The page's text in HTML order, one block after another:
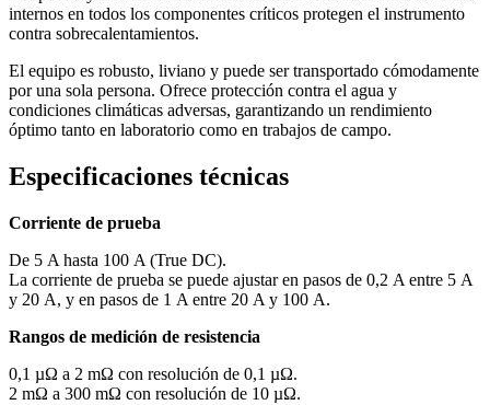
internos en todos los componentes críticos protegen el instrumento
contra sobrecalentamientos.
El equipo es robusto, liviano y puede ser transportado cómodamente
por una sola persona. Ofrece protección contra el agua y
condiciones climáticas adversas, garantizando un rendimiento
óptimo tanto en laboratorio como en trabajos de campo.
Especificaciones técnicas
Corriente de prueba
De 5 A hasta 100 A (True DC).
La corriente de prueba se puede ajustar en pasos de 0,2 A entre 5 A
y 20 A, y en pasos de 1 A entre 20 A y 100 A.
Rangos de medición de resistencia
0,1 µΩ a 2 mΩ con resolución de 0,1 µΩ.
2 mΩ a 300 mΩ con resolución de 10 µΩ.